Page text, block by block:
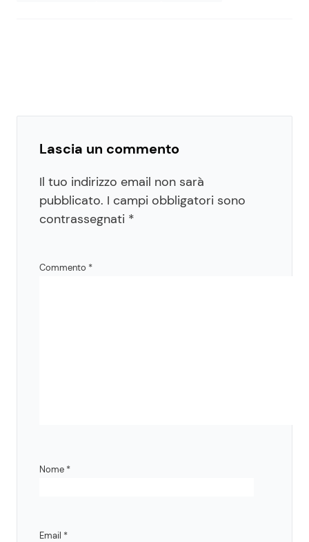
Lascia un commento
Il tuo indirizzo email non sarà
pubblicato. I campi obbligatori sono
contrassegnati *
Commento *
Nome *
Email *